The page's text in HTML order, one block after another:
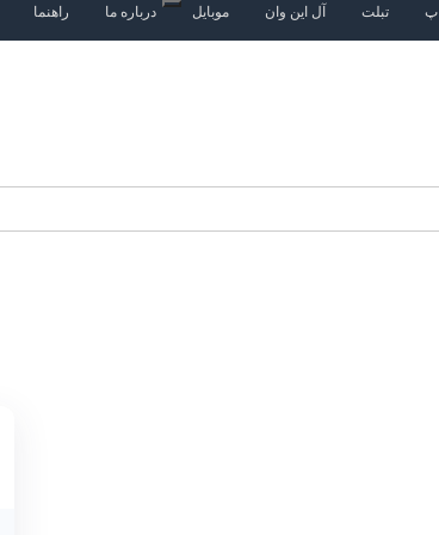
تبلت آل این وان موبایل درباره ما راهنما